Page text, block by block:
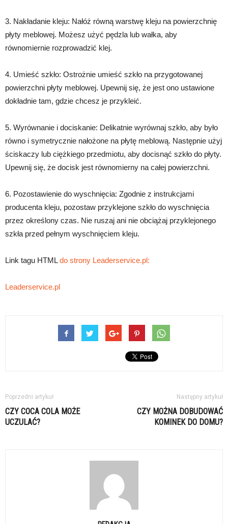
3. Nakładanie kleju: Nałóż równą warstwę kleju na powierzchnię
płyty meblowej. Możesz użyć pędzla lub wałka, aby
równomiernie rozprowadzić klej.
4. Umieść szkło: Ostrożnie umieść szkło na przygotowanej
powierzchni płyty meblowej. Upewnij się, że jest ono ustawione
dokładnie tam, gdzie chcesz je przykleić.
5. Wyrównanie i dociskanie: Delikatnie wyrównaj szkło, aby było
równo i symetrycznie nałożone na płytę meblową. Następnie użyj
ściskaczy lub ciężkiego przedmiotu, aby docisnąć szkło do płyty.
Upewnij się, że docisk jest równomierny na całej powierzchni.
6. Pozostawienie do wyschnięcia: Zgodnie z instrukcjami
producenta kleju, pozostaw przyklejone szkło do wyschnięcia
przez określony czas. Nie ruszaj ani nie obciążaj przyklejonego
szkła przed pełnym wyschnięciem kleju.
Link tagu HTMLdo strony Leaderservice.pl:
Leaderservice.pl
Poprzedni artykuł
CZY COCA COLA MOŻE
UCZULAĆ?
Następny artykuł
CZY MOŻNA DOBUDOWAĆ
KOMINEK DO DOMU?